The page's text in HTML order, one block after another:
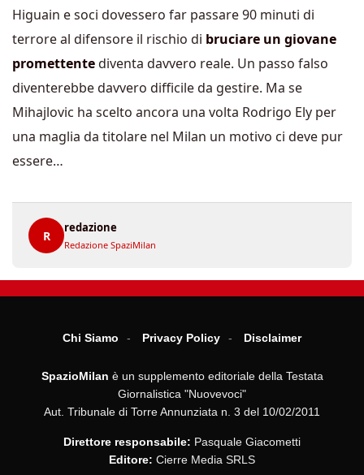
Higuain e soci dovessero far passare 90 minuti di
terrore al difensore il rischio di bruciare un giovane
promettentediventa davvero reale. Un passo falso
diventerebbe davvero difficile da gestire. Ma se
Mihajlovic ha scelto ancora una volta Rodrigo Ely per
una maglia da titolare nel Milan un motivo ci deve pur
essere…
R
redazione
Redazione SpaziMilan
Chi Siamo Privacy Policy Disclaimer
SpazioMilan è un supplemento editoriale della Testata
Giornalistica "Nuovevoci"
Aut. Tribunale di Torre Annunziata n. 3 del 10/02/2011
Direttore responsabile: Pasquale Giacometti
Editore: Cierre Media SRLS